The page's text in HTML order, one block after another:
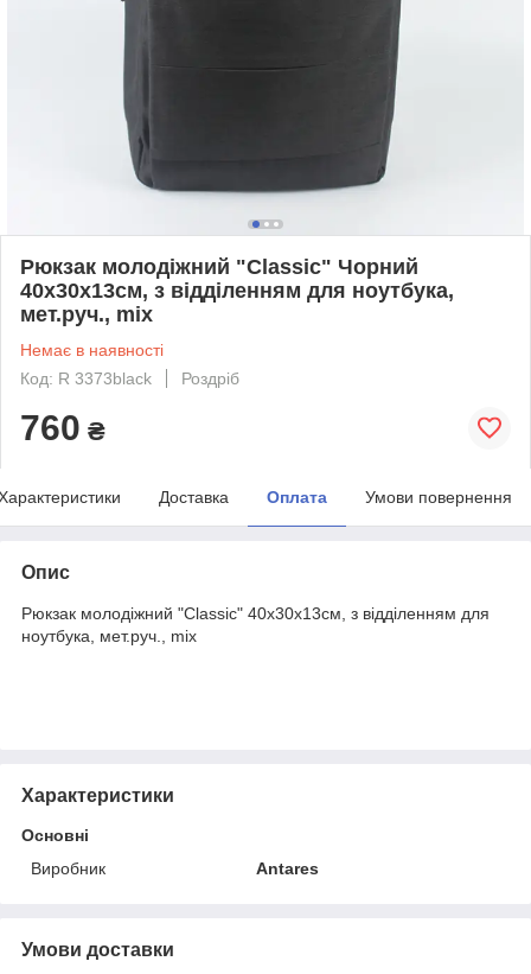
Рюкзак молодіжний "Classic" Чорний
40х30х13см, з відділенням для ноутбука,
мет.руч., mix
Немає в наявності
Код: R 3373black
Роздріб
760 ₴
Доставка Оплата Умови повернення
Опис
Рюкзак молодіжний "Classic" 40х30х13см, з відділенням для
ноутбука, мет.руч., mix
Характеристики
Основні
Виробник
Antares
Умови доставки